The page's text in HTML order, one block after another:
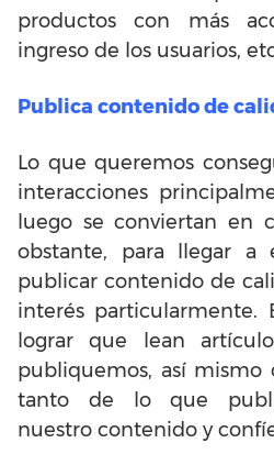
productos con más
ingreso de los usuarios,
Publica contenido de
Lo que queremos
interacciones
luego se conviertan en
obstante, para llegar a
publicar contenido de
interés particularmente.
lograr que lean
publiquemos, así mismo
tanto de lo que
nuestro contenido y